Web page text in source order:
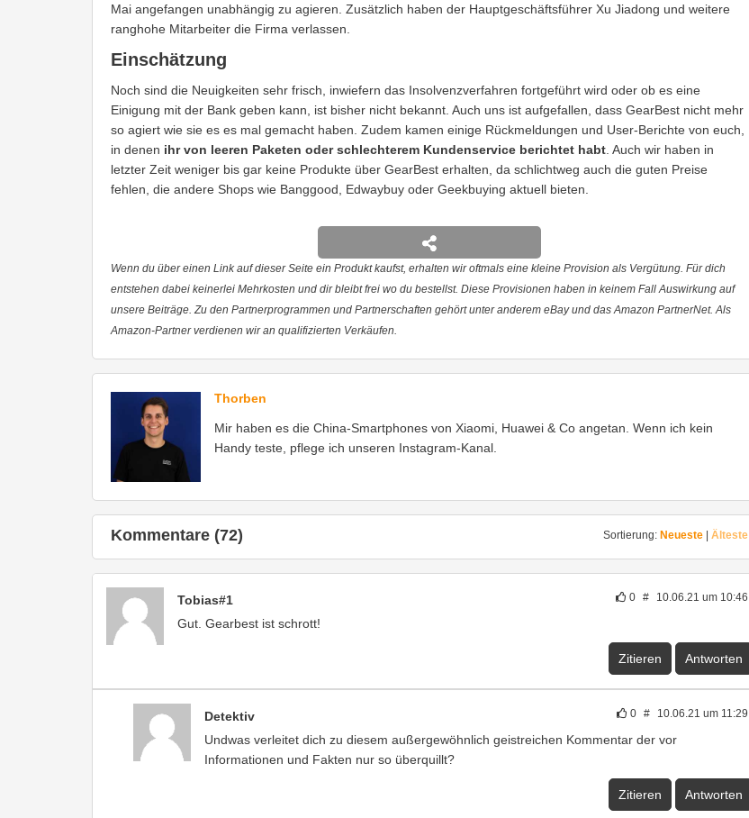
Mai angefangen unabhängig zu agieren. Zusätzlich haben der Hauptgeschäftsführer Xu Jiadong und weitere
ranghohe Mitarbeiter die Firma verlassen.
Einschätzung
Noch sind die Neuigkeiten sehr frisch, inwiefern das Insolvenzverfahren fortgeführt wird oder ob es eine
Einigung mit der Bank geben kann, ist bisher nicht bekannt. Auch uns ist aufgefallen, dass GearBest nicht mehr
so agiert wie sie es es mal gemacht haben. Zudem kamen einige Rückmeldungen und User-Berichte von euch,
in denen ihr von leeren Paketen oder schlechterem Kundenservice berichtet habt . Auch wir haben in
letzter Zeit weniger bis gar keine Produkte über GearBest erhalten, da schlichtweg auch die guten Preise
fehlen, die andere Shops wie Banggood, Edwaybuy oder Geekbuying aktuell bieten.
Wenn du über einen Link auf dieser Seite ein Produkt kaufst, erhalten wir oftmals eine kleine Provision als Vergütung. Für dich
entstehen dabei keinerlei Mehrkosten und dir bleibt frei wo du bestellst. Diese Provisionen haben in keinem Fall Auswirkung auf
unsere Beiträge. Zu den Partnerprogrammen und Partnerschaften gehört unter anderem eBay und das Amazon PartnerNet. Als
Amazon-Partner verdienen wir an qualifizierten Verkäufen.
Thorben
Mir haben es die China-Smartphones von Xiaomi, Huawei & Co angetan. Wenn ich kein
Handy teste, pflege ich unseren Instagram-Kanal.
Sortierung: Neueste | Älteste
Kommentare (72)
0 # 10.06.21 um 10:46
Tobias#1
Gut. Gearbest ist schrott!
Zitieren Antworten
0 # 10.06.21 um 11:29
Detektiv
Undwas verleitet dich zu diesem außergewöhnlich geistreichen Kommentar der vor
Informationen und Fakten nur so überquillt?
Zitieren Antworten